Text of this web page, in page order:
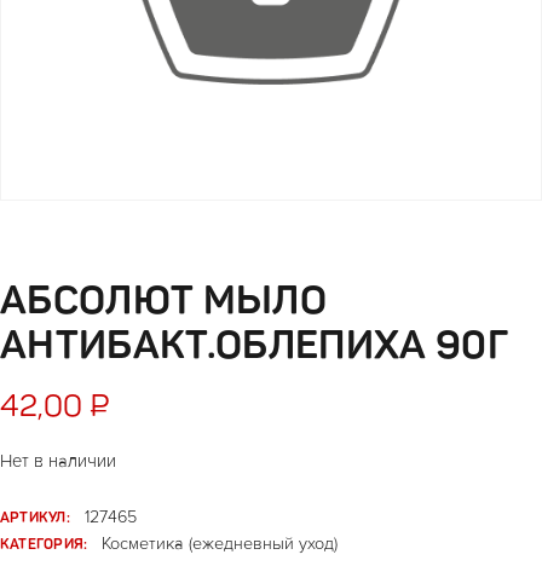
АБСОЛЮТ МЫЛО
АНТИБАКТ.ОБЛЕПИХА 90Г
42,00 ₽
Нет в наличии
АРТИКУЛ:
127465
КАТЕГОРИЯ:
Косметика (ежедневный уход)